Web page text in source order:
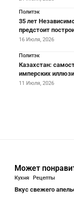
Политэк
35 лет
предстоит
16 Июля, 2026
Политэк
Казахстан:
имперских
11 Июля, 2026
Может
Кухня Рецепты
Вкус свежего